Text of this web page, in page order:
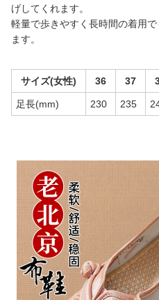
げしてくれます。
軽量で歩きやすく長時間の着用
ます。
サイズ(女性) 36 37
足長(mm) 230 235